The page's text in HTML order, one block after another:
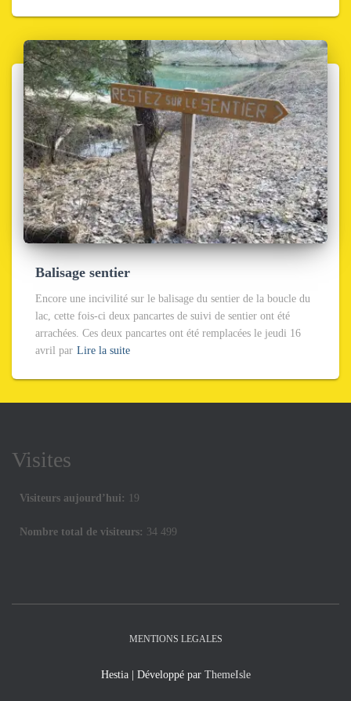
Balisage sentier
Encore une incivilité sur le balisage du sentier de la boucle du
lac, cette fois-ci deux pancartes de suivi de sentier ont été
arrachées. Ces deux pancartes ont été remplacées le jeudi 16
avril par Lire la suite
Visites
Visiteurs aujourd’hui: 19
Nombre total de visiteurs: 34 499
MENTIONS LEGALES
Hestia | Développé par ThemeIsle